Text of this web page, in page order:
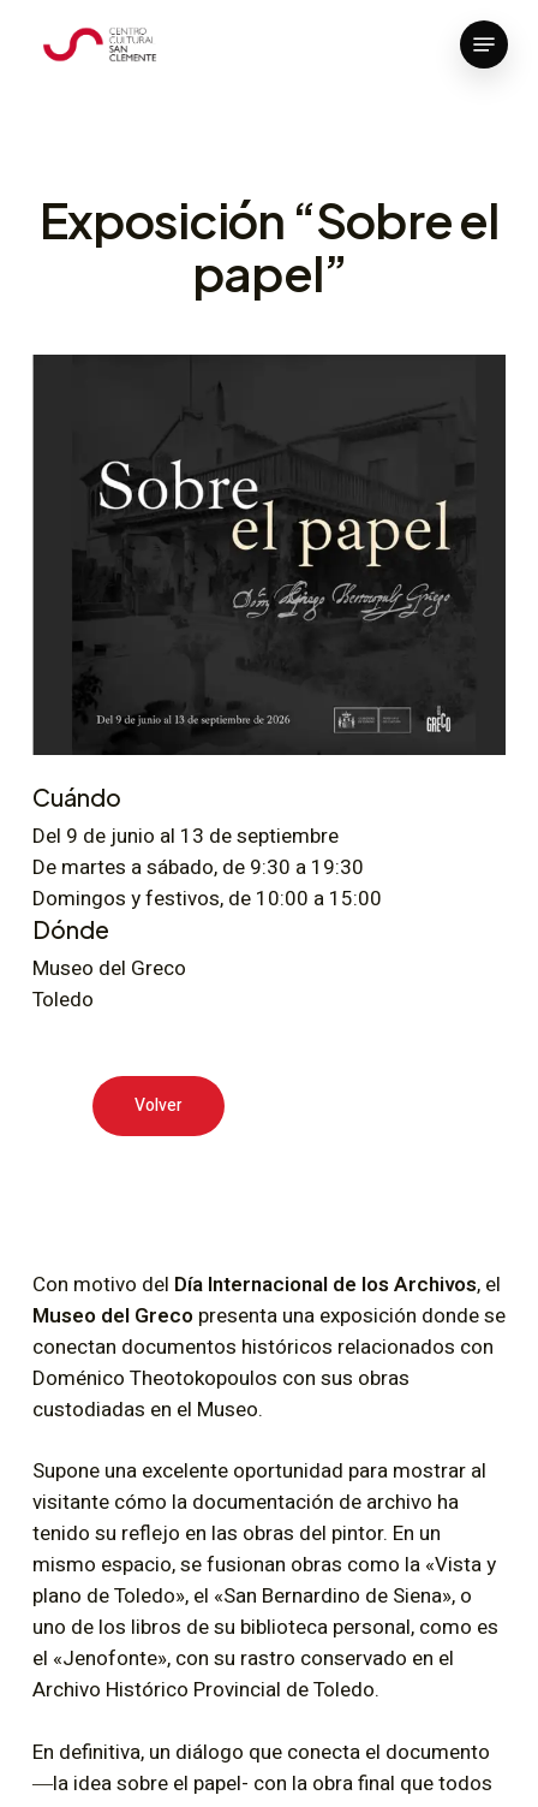
Menu
Exposición “Sobre el
papel”
Cuándo
Del 9 de junio al 13 de septiembre
De martes a sábado, de 9:30 a 19:30
Domingos y festivos, de 10:00 a 15:00
Dónde
Museo del Greco
Toledo
Volver
Con motivo del Día Internacional de los Archivos, el
Museo del Grecopresenta una exposición donde se
conectan documentos históricos relacionados con
Doménico Theotokopoulos con sus obras
custodiadas en el Museo.
Supone una excelente oportunidad para mostrar al
visitante cómo la documentación de archivo ha
tenido su reflejo en las obras del pintor. En un
mismo espacio, se fusionan obras como la «Vista y
plano de Toledo», el «San Bernardino de Siena», o
uno de los libros de su biblioteca personal, como es
el «Jenofonte», con su rastro conservado en el
Archivo Histórico Provincial de Toledo.
En definitiva, un diálogo que conecta el documento
―la idea sobre el papel- con la obra final que todos
Close